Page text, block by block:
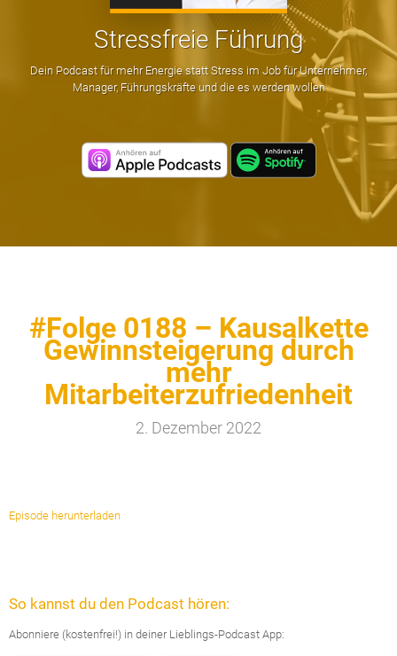
Stressfreie Führung
Dein Podcast für mehr Energie statt Stress im Job für Unternehmer,
Manager, Führungskräfte und die es werden wollen
#Folge 0188 – Kausalkette
Gewinnsteigerung durch
mehr
Mitarbeiterzufriedenheit
2. Dezember 2022
Episode herunterladen
So kannst du den Podcast hören:
Abonniere (kostenfrei!) in deiner Lieblings-Podcast App: